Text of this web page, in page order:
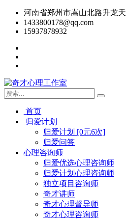
河南省郑州市嵩山北路升龙
1433800178@qq.com
15937878932
首页
归爱计划
归爱计划 [0元6次]
归爱问答
心理咨询师
归爱优选心理咨询师
归爱计划心理咨询师
独立项目咨询师
奇才讲师
奇才心理督导师
奇才心理咨询师